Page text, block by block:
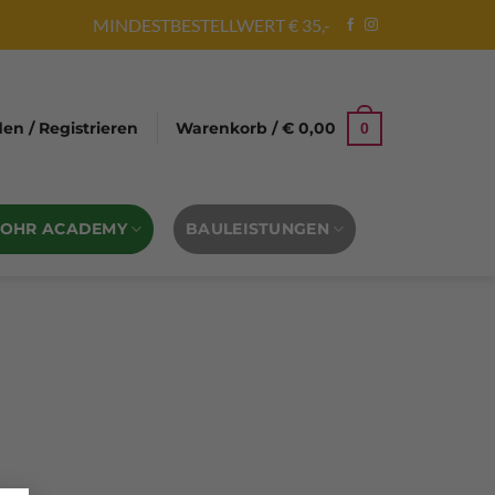
MINDESTBESTELLWERT € 35,-
/ Registrieren Warenkorb /€ 0,00 0
ACADEMY BAULEISTUNGEN